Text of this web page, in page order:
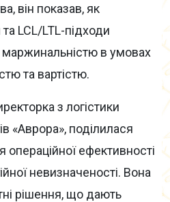
він показав, як
LCL/LTL-підходи
в умовах
та вартістю.
з логістики
«Аврора», поділилася
ефективності
невизначеності. Вона
рішення, що дають